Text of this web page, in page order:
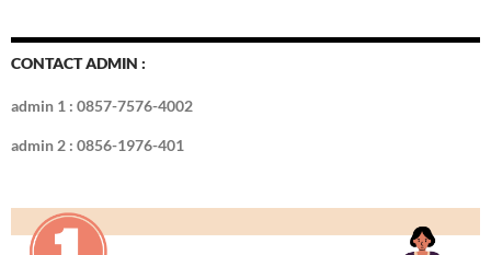
o
o
k
t
r
dI
CONTACT ADMIN :
admin 1 : 0857-7576-4002
admin 2 : 0856-1976-401